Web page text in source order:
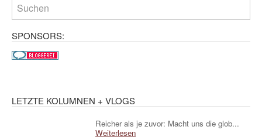
SPONSORS:
LETZTE KOLUMNEN + VLOGS
Reicher als je zuvor: Macht uns die glob...
Weiterlesen